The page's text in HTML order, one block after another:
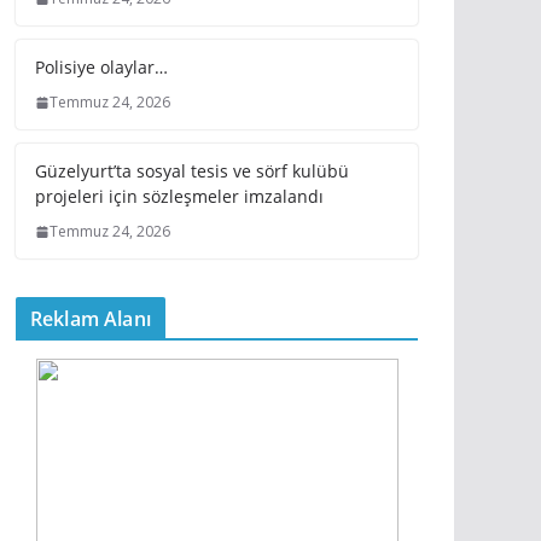
Polisiye olaylar…
Temmuz 24, 2026
Güzelyurt’ta sosyal tesis ve sörf kulübü
projeleri için sözleşmeler imzalandı
Temmuz 24, 2026
Reklam Alanı